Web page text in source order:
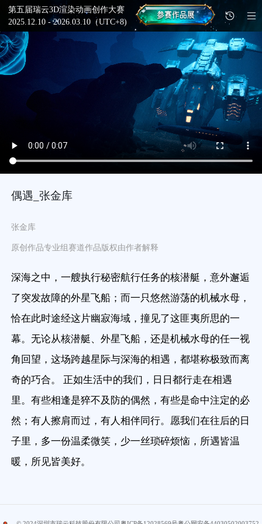
第五届瑞云3D渲染动画创作大赛
2025.12.10 - 2026.03.10（UTC+8)
偶遇_张金库
张金库
原创作品专业组赛道作品版权由作者解释
深海之中，一艘执行秘密航行任务的核潜艇，意外邂逅
了突发故障的外星飞船；而一只悠然游荡的机械水母，
恰在此时途经这片幽寂海域，撞见了这匪夷所思的一
幕。无论从核潜艇、外星飞船，还是机械水母的任一视
角回望，这场跨越星际与深海的相遇，都堪称极致而离
奇的巧合。 正如生活中的我们，日日都行走在相遇
里。有些相逢是猝不及防的偶然，有些是命中注定的必
然；有人擦肩而过，有人相伴同行。愿我们在往后的日
子里，多一份温柔微笑，少一丝琐碎烦恼，所遇皆温
暖，所见皆美好。